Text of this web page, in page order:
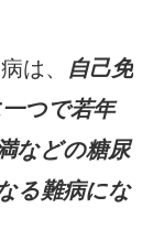
は、
自己免
つで若年
などの糖尿
る難病にな